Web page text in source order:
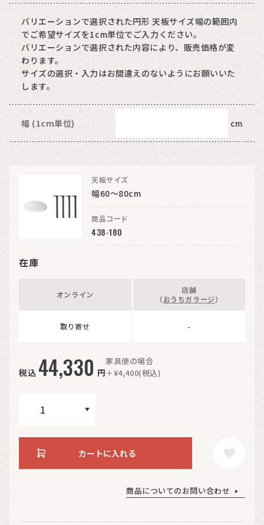
バリエーションで選択された円形 天板サイズ幅の範囲内
でご希望サイズを1cm単位でご入力ください。
バリエーションで選択された内容により、販売価格が変
わります。
サイズの選択・入力はお間違えのないようにお願いいた
します。
幅 (1cm単位) cm
天板サイズ
幅60～80cm
商品コード
438-180
在庫
オンライン
取り寄せ
店舗
（おうちガラージ）
-
税込 44,330 円
家具便の場合
＋¥4,400(税込)
カートに入れる
商品についてのお問い合わせ